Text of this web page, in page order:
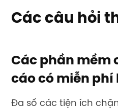
Các câu hỏi
Các phần mềm
cáo có miễn phí
Đa số các tiện ích